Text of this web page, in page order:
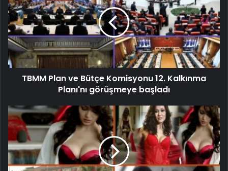
TBMM Plan ve Bütçe Komisyonu 12. Kalkınma
Planı'nı görüşmeye başladı